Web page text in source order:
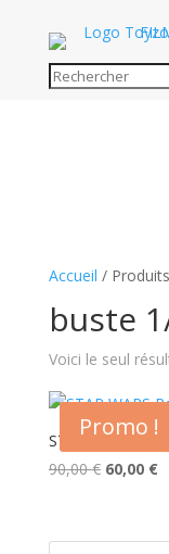
Accueil /
buste
Voici le seul
Promo !
STAR WARS
90,00€ Le
était :
60,00 €Le